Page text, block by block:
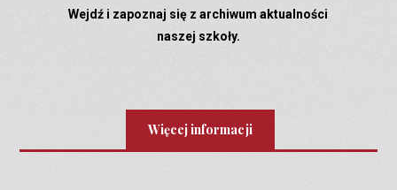
Wejdź i zapoznaj się z archiwum aktualności
naszej szkoły.
Więcej informacji